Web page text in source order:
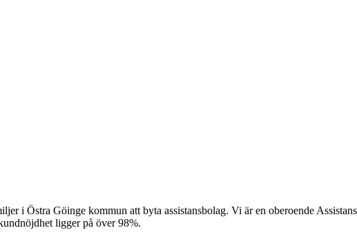
i Östra Göinge kommun att byta assistansbolag. Vi är en oberoende
ligger på över 98%.